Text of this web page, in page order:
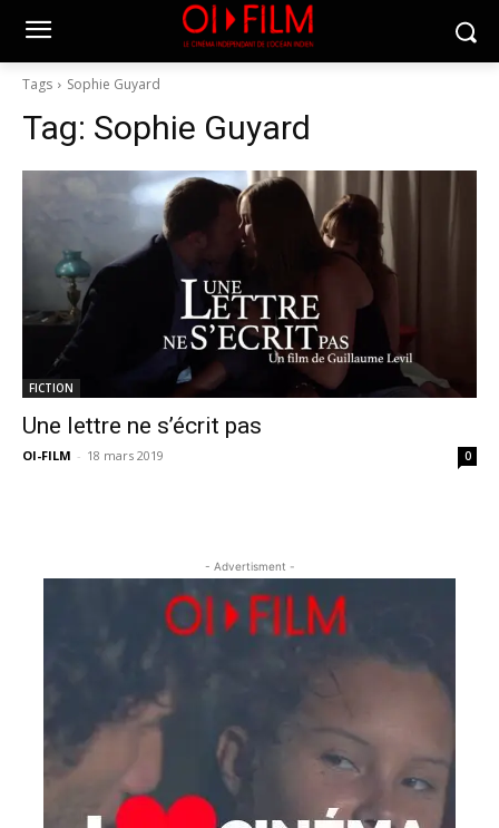
Tags Sophie Guyard
Tag: Sophie Guyard
FICTION
Une lettre ne s’écrit pas
OI-FILM - 18 mars 2019 0
- Advertisment -